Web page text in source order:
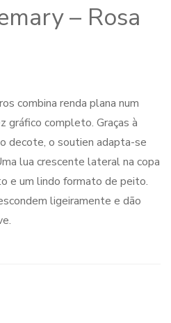
– Rosa
combina renda plana num
gráfico completo. Graças à
decote, o soutien adapta-se
lua crescente lateral na copa
e um lindo formato de peito.
ligeiramente e dão